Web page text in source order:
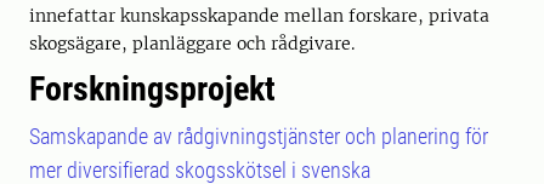
innefattar kunskapsskapande mellan forskare, privata
skogsägare, planläggare och rådgivare.
Forskningsprojekt
Samskapande av rådgivningstjänster och planering för
mer diversifierad skogsskötsel i svenska